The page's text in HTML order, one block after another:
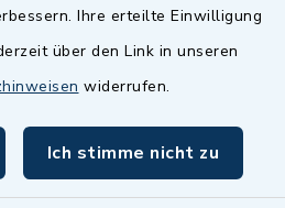
Ihre erteilte Einwilligung
über den Link in unseren
widerrufen.
Ich stimme nicht zu